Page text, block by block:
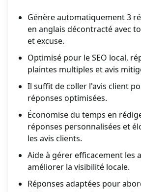
Génère automatiquement 3
en anglais décontracté avec
et excuse.
Optimisé pour le SEO local,
plaintes multiples et avis
Il suffit de coller l'avis client
réponses optimisées.
Économise du temps en
réponses personnalisées et
les avis clients.
Aide à gérer efficacement les
améliorer la visibilité locale.
Réponses adaptées pour